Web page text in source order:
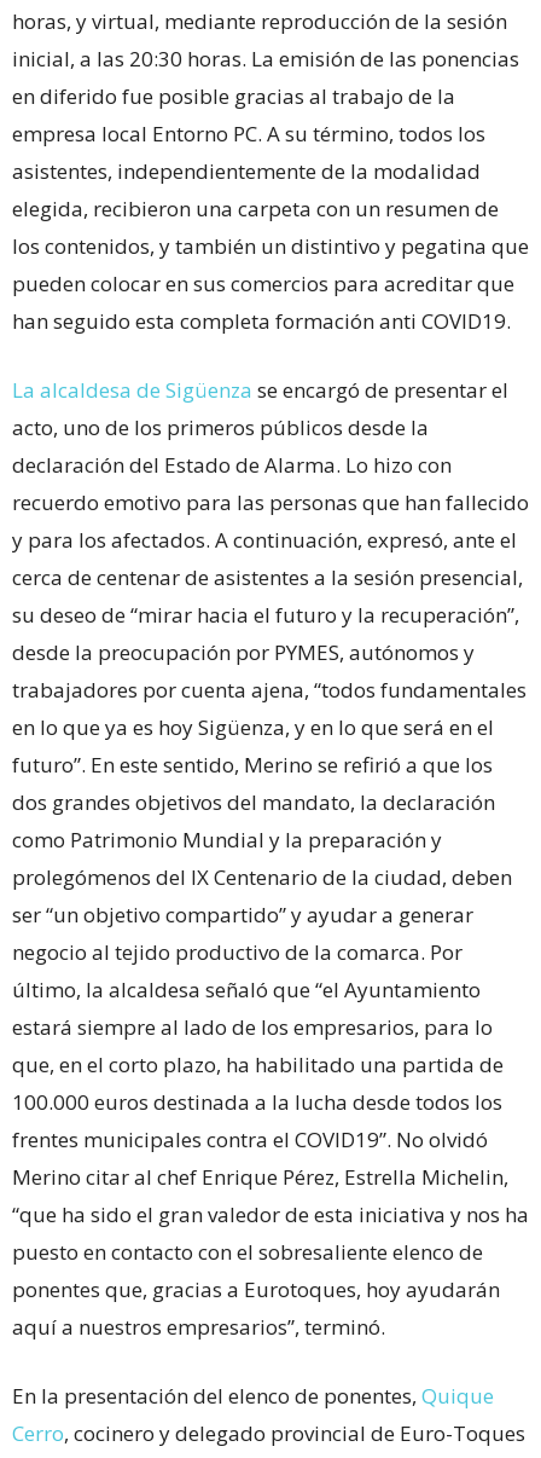
horas, y virtual, mediante reproducción de la sesión
inicial, a las 20:30 horas. La emisión de las ponencias
en diferido fue posible gracias al trabajo de la
empresa local Entorno PC. A su término, todos los
asistentes, independientemente de la modalidad
elegida, recibieron una carpeta con un resumen de
los contenidos, y también un distintivo y pegatina que
pueden colocar en sus comercios para acreditar que
han seguido esta completa formación anti COVID19.
La alcaldesa de Sigüenza se encargó de presentar el
acto, uno de los primeros públicos desde la
declaración del Estado de Alarma. Lo hizo con
recuerdo emotivo para las personas que han fallecido
y para los afectados. A continuación, expresó, ante el
cerca de centenar de asistentes a la sesión presencial,
su deseo de “mirar hacia el futuro y la recuperación”,
desde la preocupación por PYMES, autónomos y
trabajadores por cuenta ajena, “todos fundamentales
en lo que ya es hoy Sigüenza, y en lo que será en el
futuro”. En este sentido, Merino se refirió a que los
dos grandes objetivos del mandato, la declaración
como Patrimonio Mundial y la preparación y
prolegómenos del IX Centenario de la ciudad, deben
ser “un objetivo compartido” y ayudar a generar
negocio al tejido productivo de la comarca. Por
último, la alcaldesa señaló que “el Ayuntamiento
estará siempre al lado de los empresarios, para lo
que, en el corto plazo, ha habilitado una partida de
100.000 euros destinada a la lucha desde todos los
frentes municipales contra el COVID19”. No olvidó
Merino citar al chef Enrique Pérez, Estrella Michelin,
“que ha sido el gran valedor de esta iniciativa y nos ha
puesto en contacto con el sobresaliente elenco de
ponentes que, gracias a Eurotoques, hoy ayudarán
aquí a nuestros empresarios”, terminó.
En la presentación del elenco de ponentes, Quique
Cerro, cocinero y delegado provincial de Euro-Toques